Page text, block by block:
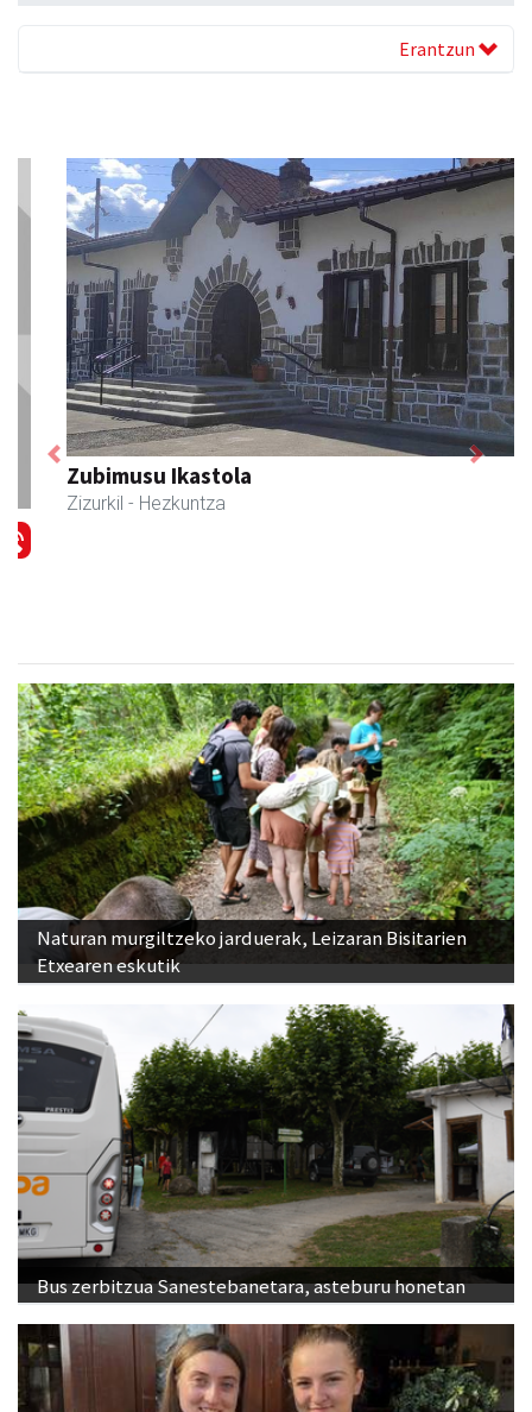
Erantzun
Zubimusu Ikastola
Zizurkil - Hezkuntza
Previous Next
Naturan murgiltzeko jarduerak, Leizaran Bisitarien
Etxearen eskutik
Bus zerbitzua Sanestebanetara, asteburu honetan